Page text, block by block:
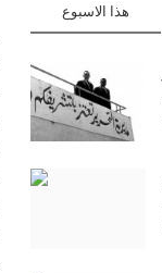
هذا الاسبوع